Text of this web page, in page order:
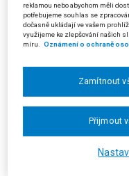
jako úřednice a zástupce
prostředí Městského
rozhodnutí o umístění a
svému pracovnímu zařazení
stavebního zákona z roku
zemědělského půdního
odporujícím zákonu, čímž
měsíců s podmíněným
reklamou nebo abychom měli
potřebujeme souhlas se
dočasně ukládají ve vašem
využijeme ke zlepšování našich
míru.
Oznámení o ochraně
Zamítnout
Přijmout